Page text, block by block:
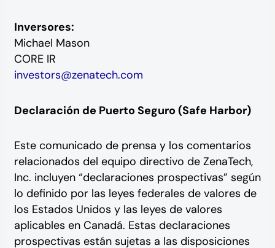
Inversores:
Michael Mason
CORE IR
investors@zenatech.com
Declaración de Puerto Seguro (Safe Harbor)
Este comunicado de prensa y los comentarios
relacionados del equipo directivo de ZenaTech,
Inc. incluyen “declaraciones prospectivas” según
lo definido por las leyes federales de valores de
los Estados Unidos y las leyes de valores
aplicables en Canadá. Estas declaraciones
prospectivas están sujetas a las disposiciones